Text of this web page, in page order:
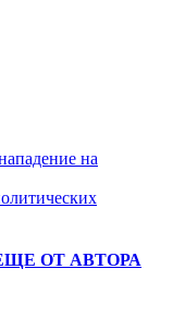
на
ОТ АВТОРА